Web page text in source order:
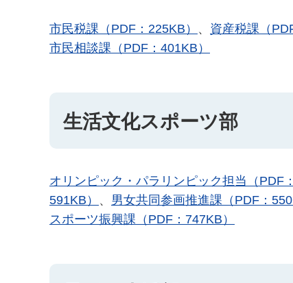
市民税課（PDF：225KB） 、 資産税課（
市民相談課（PDF：401KB）
生活文化スポーツ部
オリンピック・パラリンピック担当（PDF
591KB） 、 男女共同参画推進課（PDF：
スポーツ振興課（PDF：747KB）